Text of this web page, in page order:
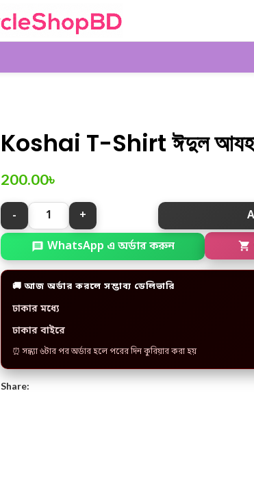
Koshai T-Shirt ঈদুল আযহার
200.00৳
WhatsApp এ অর্ডার করুন
🚚 আজ অর্ডার করলে সম্ভাব্য ডেলিভারি
ঢাকার মধ্যে
ঢাকার বাইরে
⏰ সন্ধ্যা ৬টার পর অর্ডার হলে পরের দিন কুরিয়ার করা হয়
Share: